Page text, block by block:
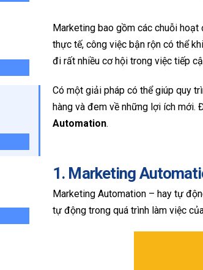
Marketing bao gồm các chuỗi
thực tế, công việc bận rộn có thể
đi rất nhiều cơ hội trong việc tiếp
Có một giải pháp có thể giúp quy
hàng và đem về những lợi ích mới.
Automation.
1. Marketing
Marketing Automation – hay tự
tự động trong quá trình làm việc